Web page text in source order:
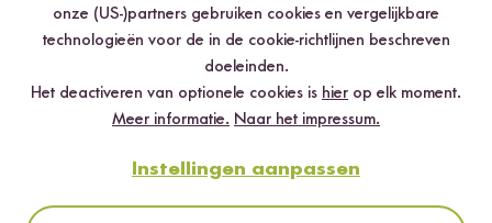
4 sterren 19 %
2 sterren
onze (US-)partners gebruiken cookies en vergelijkbare
technologieën voor de in de cookie-richtlijnen beschreven
doeleinden.
Het deactiveren van optionele cookies is hier op elk moment.
Meer informatie. Naar het impressum.
Instellingen aanpassen